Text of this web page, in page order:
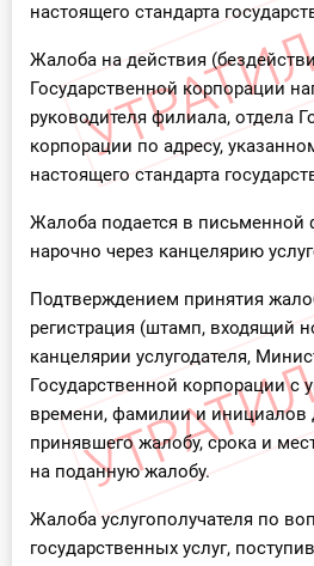
настоящего стандарта
Жалоба на действия
Государственной корпорации
руководителя филиала, отдела
корпорации по адресу,
настоящего стандарта
Жалоба подается в письменной
нарочно через канцелярию
Подтверждением принятия
регистрация (штамп, входящий
канцелярии услугодателя,
Государственной корпорации с
времени, фамилии и инициалов
принявшего жалобу, срока и
на поданную жалобу.
Жалоба услугополучателя по
государственных услуг,